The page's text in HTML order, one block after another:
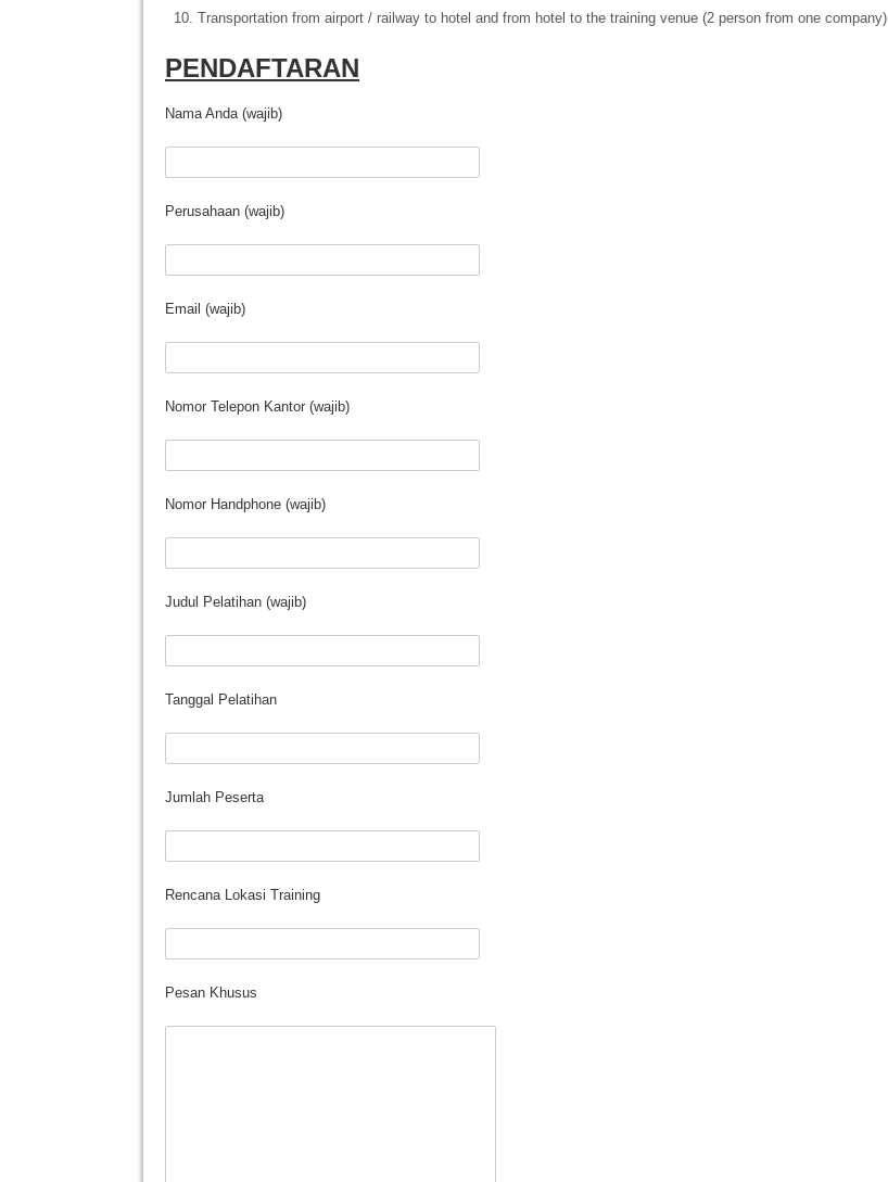
Transportation from airport / railway to hotel and from hotel to the training venue (2 person from one company)
PENDAFTARAN
Nama Anda (wajib)
Perusahaan (wajib)
Email (wajib)
Nomor Telepon Kantor (wajib)
Nomor Handphone (wajib)
Judul Pelatihan (wajib)
Tanggal Pelatihan
Jumlah Peserta
Rencana Lokasi Training
Pesan Khusus